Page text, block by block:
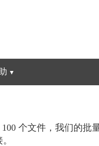
个文件，我们的批